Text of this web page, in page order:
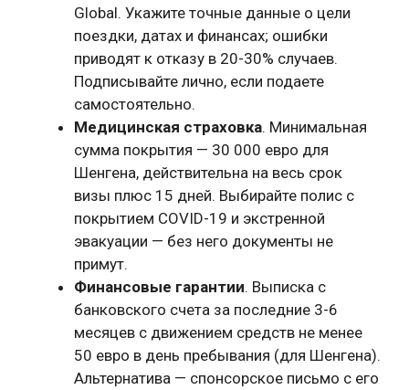
Global. Укажите точные данные о цели
поездки, датах и финансах; ошибки
приводят к отказу в 20-30% случаев.
Подписывайте лично, если подаете
самостоятельно.
Медицинская страховка. Минимальная
сумма покрытия — 30 000 евро для
Шенгена, действительна на весь срок
визы плюс 15 дней. Выбирайте полис с
покрытием COVID-19 и экстренной
эвакуации — без него документы не
примут.
Финансовые гарантии. Выписка с
банковского счета за последние 3-6
месяцев с движением средств не менее
50 евро в день пребывания (для Шенгена).
Альтернатива — спонсорское письмо с его